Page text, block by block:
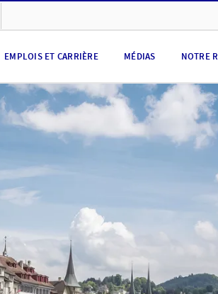
EMPLOIS ET CARRIÈRE MÉDIAS NOTRE